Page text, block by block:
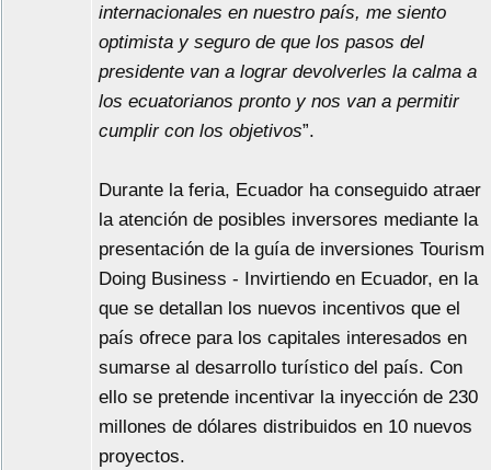
internacionales en nuestro país, me siento
optimista y seguro de que los pasos del
presidente van a lograr devolverles la calma a
los ecuatorianos pronto y nos van a permitir
cumplir con los objetivos”.
Durante la feria, Ecuador ha conseguido atraer
la atención de posibles inversores mediante la
presentación de la guía de inversiones Tourism
Doing Business - Invirtiendo en Ecuador, en la
que se detallan los nuevos incentivos que el
país ofrece para los capitales interesados en
sumarse al desarrollo turístico del país. Con
ello se pretende incentivar la inyección de 230
millones de dólares distribuidos en 10 nuevos
proyectos.